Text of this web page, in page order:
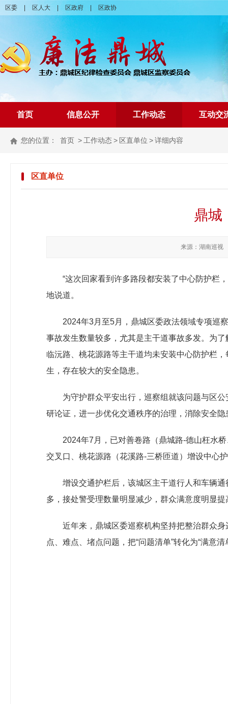
区委 区人大 区政府 区政协
首页 信息公开 工作动态 互动交
您的位置： 首页 > 工作动态> 区直单位 >详细内容
区直单位
鼎城
来源：湖南巡视
“这次回家看到许多路段都安装了中心防护栏
地说道。
2024年3月至5月，鼎城区委政法领域专项巡
事故发生数量较多，尤其是主干道事故多发。为
临沅路、桃花源路等主干道均未安装中心防护栏
生，存在较大的安全隐患。
为守护群众平安出行，巡察组就该问题与区
研论证，进一步优化交通秩序的治理，消除安全
2024年7月，已对善卷路（鼎城路-德山枉水
交叉口、桃花源路（花溪路-三桥匝道）增设中心
增设交通护栏后，该城区主干道行人和车辆
多，接处警受理数量明显减少， 群众满意度明显提
近年来，鼎城区委巡察机构坚持把整治群众
点、难点、堵点问题，把“问题清单”转化为“满意